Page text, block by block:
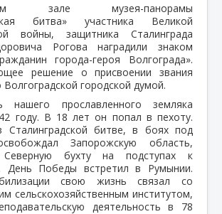
зале музея-панорамы
битва» участника Великой
войны, защитника Сталинграда
Рогова наградили знаком
города-героя Волгограда».
решение о присвоении звания
городской думой.
нашего прославленного земляка
году. В 18 лет он попал в пехоту.
Сталинградской битве, в боях под
Запорожскую область,
Северную бухту на подступах к
День Победы встретил в Румынии.
свою жизнь связал со
сельскохозяйственным институтом,
деятельность в 78